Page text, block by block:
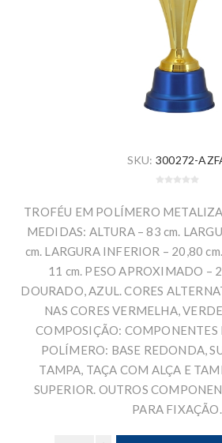
SKU: 300272-
TROFÉU EM POLÍMERO
MEDIDAS: ALTURA – 83 cm.
cm. LARGURA INFERIOR – 20,80
11 cm. PESO APROXIMADO –
DOURADO, AZUL. CORES
NAS CORES VERMELHA,
COMPOSIÇÃO: COMPONENTES
POLÍMERO: BASE REDONDA,
TAMPA, TAÇA COM ALÇA E
SUPERIOR. OUTROS
PARA FIXAÇÃO.